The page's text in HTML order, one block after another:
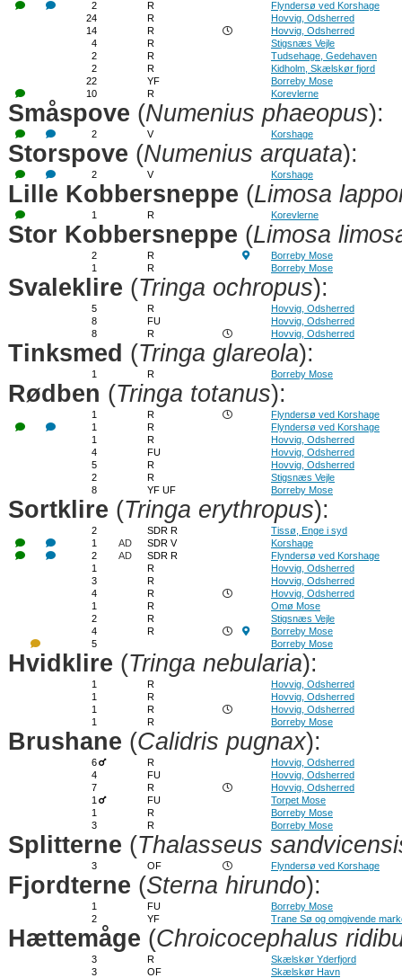
2 R
Flyndersø ved Korshage
24
R
Hovvig, Odsherred
14
R
Hovvig, Odsherred
4
R
Stigsnæs Vejle
2
R
Tudsehage, Gedehaven
2
R
Kidholm, Skælskør fjord
22
YF
Borreby Mose
10
R Korevlerne
Småspove (Numenius phaeopus):
2 V Korshage
Storspove (Numenius arquata):
2 V Korshage
Lille Kobbersneppe (Limosa
1 R Korevlerne
Stor Kobbersneppe (Limosa
2 R
Borreby Mose
1
R Borreby Mose
Svaleklire (Tringa ochropus):
5 R
Hovvig, Odsherred
8
FU
Hovvig, Odsherred
8
R Hovvig, Odsherred
Tinksmed (Tringa glareola):
1 R Borreby Mose
Rødben (Tringa totanus):
1 R
Flyndersø ved Korshage
1
R
Flyndersø ved Korshage
1
R
Hovvig, Odsherred
4
FU
Hovvig, Odsherred
5
R
Hovvig, Odsherred
2
R
Stigsnæs Vejle
8
YF UF Borreby Mose
Sortklire (Tringa erythropus):
2 SDR R
Tissø, Enge i syd
1
AD SDR V
Korshage
2
AD SDR R
Flyndersø ved Korshage
1
R
Hovvig, Odsherred
3
R
Hovvig, Odsherred
4
R
Hovvig, Odsherred
1
R
Omø Mose
2
R
Stigsnæs Vejle
4
R
Borreby Mose
5
Borreby Mose
Hvidklire (Tringa nebularia):
1 R
Hovvig, Odsherred
1
R
Hovvig, Odsherred
1
R
Hovvig, Odsherred
1
R Borreby Mose
Brushane (Calidris pugnax):
6 R
Hovvig, Odsherred
4
FU
Hovvig, Odsherred
7
R
Hovvig, Odsherred
1
FU
Torpet Mose
1
R
Borreby Mose
3
R Borreby Mose
Splitterne (Thalasseus
3 OF Flyndersø ved Korshage
Fjordterne (Sterna hirundo):
1 FU
Borreby Mose
2
YF Trane Sø og omgivende
Hættemåge (Chroicocephalus
3 R
Skælskør Yderfjord
3
OF
Skælskør Havn